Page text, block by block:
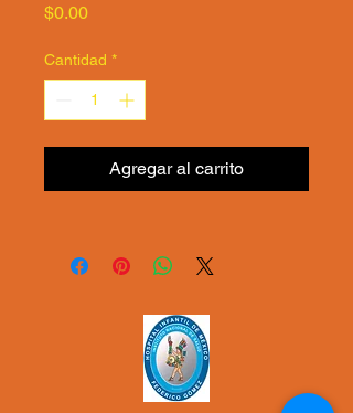
$0.00Precio
Cantidad *
Agregar al carrito